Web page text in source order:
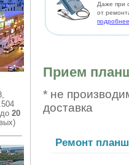
20
Даже при
от
подробнее
Прием
* не
доставка
Ремонт